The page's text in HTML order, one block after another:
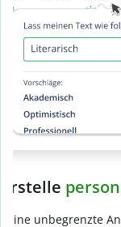
Stelle mit der
% original ist.
und finde